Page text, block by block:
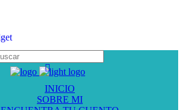
INICIO
SOBRE MI